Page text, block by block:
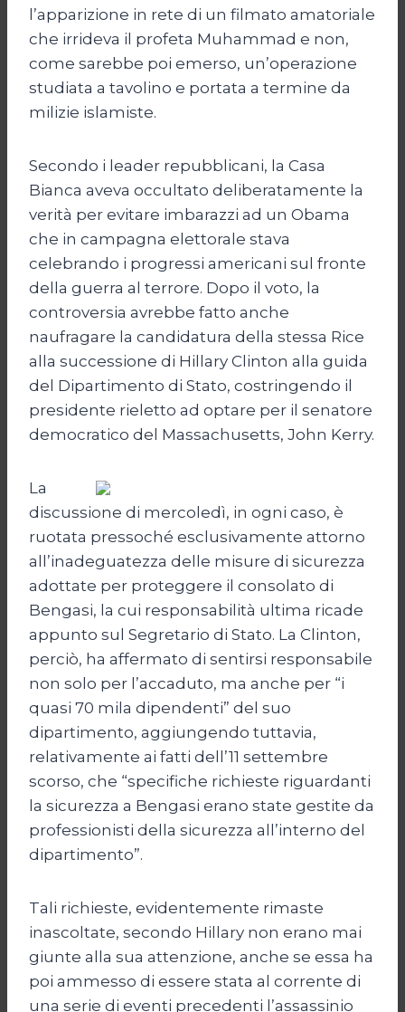
l’apparizione in rete di un filmato amatoriale
che irrideva il profeta Muhammad e non,
come sarebbe poi emerso, un’operazione
studiata a tavolino e portata a termine da
milizie islamiste.
Secondo i leader repubblicani, la Casa
Bianca aveva occultato deliberatamente la
verità per evitare imbarazzi ad un Obama
che in campagna elettorale stava
celebrando i progressi americani sul fronte
della guerra al terrore. Dopo il voto, la
controversia avrebbe fatto anche
naufragare la candidatura della stessa Rice
alla successione di Hillary Clinton alla guida
del Dipartimento di Stato, costringendo il
presidente rieletto ad optare per il senatore
democratico del Massachusetts, John Kerry.
La
discussione di mercoledì, in ogni caso, è
ruotata pressoché esclusivamente attorno
all’inadeguatezza delle misure di sicurezza
adottate per proteggere il consolato di
Bengasi, la cui responsabilità ultima ricade
appunto sul Segretario di Stato. La Clinton,
perciò, ha affermato di sentirsi responsabile
non solo per l’accaduto, ma anche per “i
quasi 70 mila dipendenti” del suo
dipartimento, aggiungendo tuttavia,
relativamente ai fatti dell’11 settembre
scorso, che “specifiche richieste riguardanti
la sicurezza a Bengasi erano state gestite da
professionisti della sicurezza all’interno del
dipartimento”.
Tali richieste, evidentemente rimaste
inascoltate, secondo Hillary non erano mai
giunte alla sua attenzione, anche se essa ha
poi ammesso di essere stata al corrente di
una serie di eventi precedenti l’assassinio